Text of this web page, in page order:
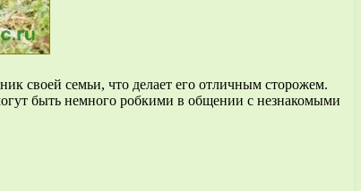
своей семьи, что делает его отличным сторожем.
быть немного робкими в общении с незнакомыми